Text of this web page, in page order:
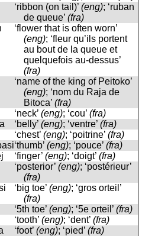
‘ribbon (on tail)’ (eng); ‘ruban
de queue’ (fra)
‘flower that is often worn’
(eng); ‘fleur qu’ils portent
au bout de la queue et
quelquefois au-dessus’
(fra)
‘name of the king of Peitoko’
(eng); ‘nom du Raja de
Bitoca’ (fra)
‘neck’ (eng); ‘cou’ (fra)
‘belly’ (eng); ‘ventre’ (fra)
‘chest’ (eng); ‘poitrine’ (fra)
‘thumb’ (eng); ‘pouce’ (fra)
‘finger’ (eng); ‘doigt’ (fra)
‘posterior’ (eng); ‘postérieur’
(fra)
‘big toe’ (eng); ‘gros orteil’
(fra)
‘5th toe’ (eng); ‘5e orteil’ (fra)
‘tooth’ (eng); ‘dent’ (fra)
‘foot’ (eng); ‘pied’ (fra)